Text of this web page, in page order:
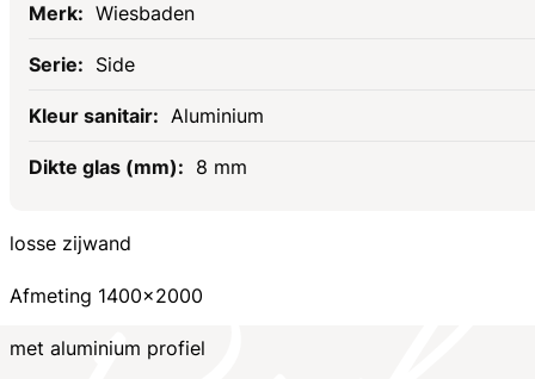
Wiesbaden
Side
Aluminium
8 mm
losse zijwand
Afmeting 1400x2000
met aluminium profiel